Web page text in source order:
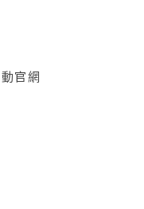
官網